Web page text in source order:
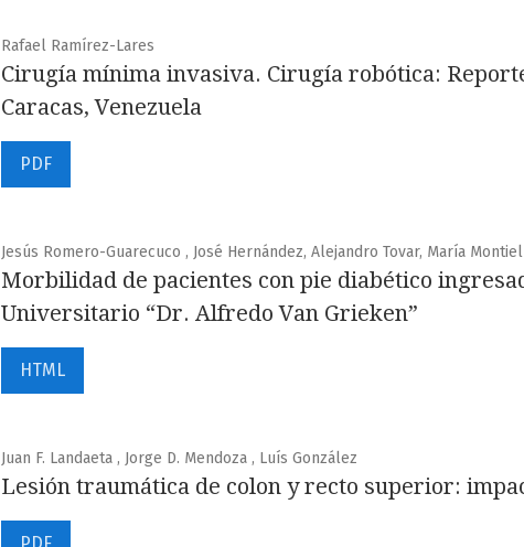
Rafael Ramírez-Lares
Cirugía mínima invasiva. Cirugía robótica:
Caracas, Venezuela
PDF
Jesús Romero-Guarecuco , José Hernández, Alejandro Tovar, María Montiel
Morbilidad de pacientes con pie diabético
Universitario “Dr. Alfredo Van Grieken”
HTML
Juan F. Landaeta , Jorge D. Mendoza , Luís González
Lesión traumática de colon y recto superior: